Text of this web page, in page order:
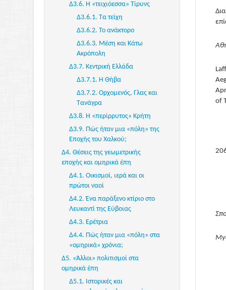
: Το μεγάθεμα του
"νόστου"
Α3.1. Εισαγωγικά
Α3.2. Ο εξωτερικός νόστος
Α3.2.1. Tα δύο προοίμια του
έπους και η "Θεῶν ἀγορά"
Α3.2.2. Nόστος και
Aναζήτηση
Α3.2.3. Nόστος και Aπόλογοι
Α3.2.4. Nόστος και Θάνατος
Α3.3. Ο εσωτερικός νόστος
Α3.3.1. Νόστος και Ύπνος
Α3.3.2. Νόστος και Πόλεμος
Αναγνωρισμός
Δ3.6. Η «τειχιόεσσα» Τίρυνς
Δ3.6.1. Τα τείχη
Δ3.6.2. Το ανάκτορο
Δ3.6.3. Μέση και Κάτω
Ακρόπολη
Δ3.7. Κεντρική Ελλάδα
Δ3.7.1. Η Θήβα
Δ3.7.2. Ορχομενός, Γλας και
Τανάγρα
Δ3.8. Η «περίρρυτος» Κρήτη
Δ3.9. Πώς ήταν μια «πόλη» της
Εποχής του Χαλκού;
Δ4. Θέσεις της γεωμετρικής
εποχής και ομηρικά έπη
Δ4.1. Οικισμοί, ιερά και οι
πρώτοι ναοί
Δ4.2. Ένα παράξενο κτίριο στο
Λευκαντί της Εύβοιας
Δ4.3. Ερέτρια
Δ4.4. Πώς ήταν μια «πόλη» στα
«ομηρικά» χρόνια;
Δ5. «Άλλοι» πολιτισμοί στα
ομηρικά έπη
Δ5.1. Ιστορικές και
of